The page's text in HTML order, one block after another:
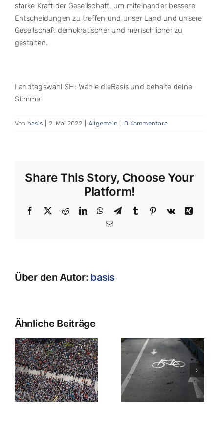
starke Kraft der Gesellschaft, um miteinander bessere
Entscheidungen zu treffen und unser Land und unsere
Gesellschaft demokratischer und menschlicher zu
gestalten.
Landtagswahl SH: Wähle dieBasis und behalte deine
Stimme!
Von basis 2. Mai 2022 Allgemein 0 Kommentare
Share This Story, Choose Your
Platform!
Facebook
X RedditLinkedInWhatsApp
TelegramTumblr Pinterest
Vk
Xing
E-
Über den Autor: basis
Ähnliche Beiträge